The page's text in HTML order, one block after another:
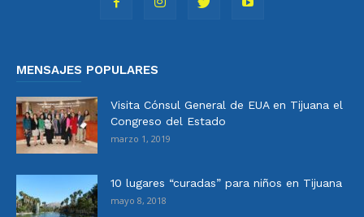
MENSAJES POPULARES
Visita Cónsul General de EUA en Tijuana el
Congreso del Estado
marzo 1, 2019
10 lugares “curadas” para niños en Tijuana
mayo 8, 2018